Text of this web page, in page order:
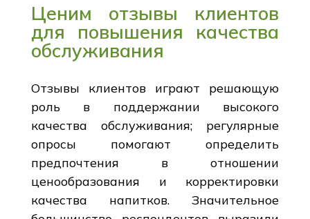
Ценим отзывы клиентов
для повышения качества
обслуживания
Отзывы клиентов играют решающую
роль в поддержании высокого
качества обслуживания; регулярные
опросы помогают определить
предпочтения в отношении
ценообразования и корректировки
качества напитков. Значительное